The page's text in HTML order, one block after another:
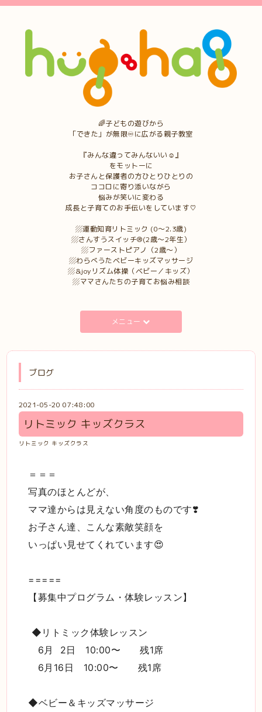
🌈子どもの遊びから
「できた」が無限♾に広がる親子教室
『みんな違ってみんないい☺︎』
をモットーに
お子さんと保護者の方ひとりひとりの
ココロに寄り添いながら
悩みが笑いに変わる
成長と子育てのお手伝いをしています♡
▨運動知育リトミック (0〜2.3歳)
▨さんすうスイッチ®︎(2歳〜2年生）
▨ファーストピアノ（2歳〜）
▨わらべうたベビーキッズマッサージ
▨&joyリズム体操（ベビー／キッズ）
▨ママさんたちの子育てお悩み相談
メニュー
ブログ
2021-05-20 07:48:00
リトミック キッズクラス
リトミック キッズクラス
＝＝＝
写真のほとんどが、
ママ達からは見えない角度のものです❣️
お子さん達、こんな素敵笑顔を
いっぱい見せてくれています😍
=====
【募集中プログラム・体験レッスン】
◆リトミック体験レッスン
6月 2日 10:00〜 残1席
6月16日 10:00〜 残1席
◆ベビー＆キッズマッサージ